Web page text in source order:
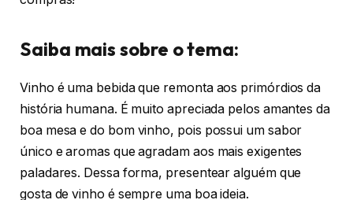
Saiba mais sobre o tema:
Vinho é uma bebida que remonta aos primórdios da
história humana. É muito apreciada pelos amantes da
boa mesa e do bom vinho, pois possui um sabor
único e aromas que agradam aos mais exigentes
paladares. Dessa forma, presentear alguém que
gosta de vinho é sempre uma boa ideia.